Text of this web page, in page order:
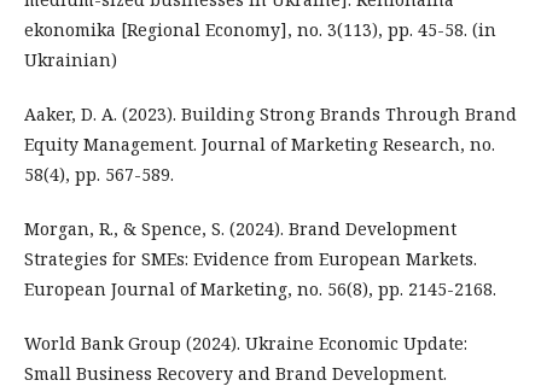
ekonomika [Regional Economy], no. 3(113), pp. 45-58. (in
Ukrainian)
Aaker, D. A. (2023). Building Strong Brands Through Brand
Equity Management. Journal of Marketing Research, no.
58(4), pp. 567-589.
Morgan, R., & Spence, S. (2024). Brand Development
Strategies for SMEs: Evidence from European Markets.
European Journal of Marketing, no. 56(8), pp. 2145-2168.
World Bank Group (2024). Ukraine Economic Update:
Small Business Recovery and Brand Development.